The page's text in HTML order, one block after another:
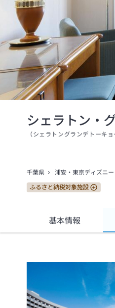
シェラトン・
（ シェラトングランデトーキ
千葉県 浦安・東京ディズニ
ふるさと納税対象施設
基本情報